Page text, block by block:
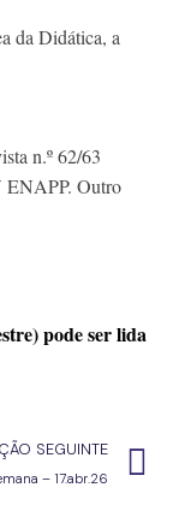
da Didática, a
n.º 62/63
ENAPP. Outro
SEGUINTE
– 17.abr.26